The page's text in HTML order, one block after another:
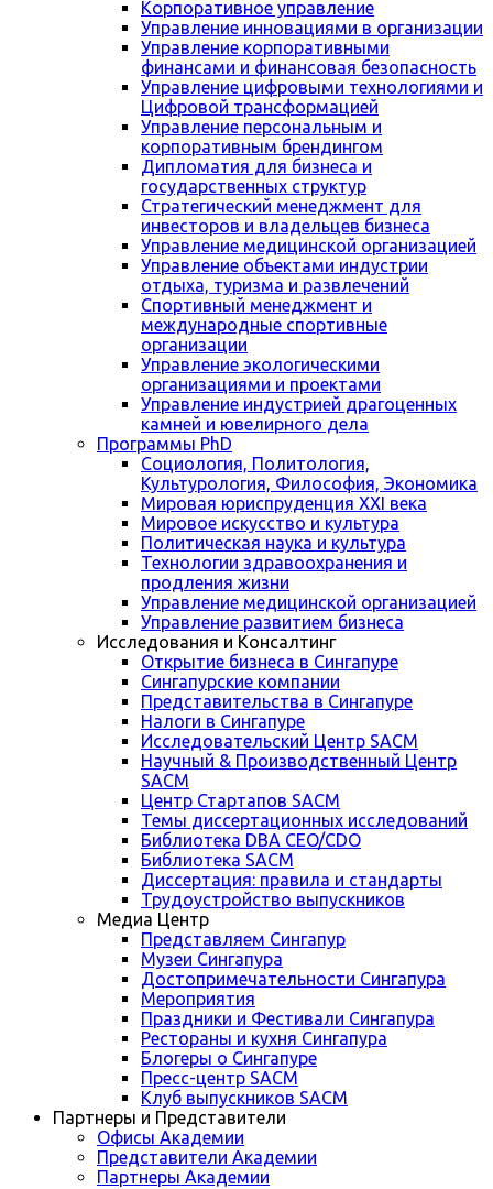
Корпоративное управление
Управление инновациями в организации
Управление корпоративными
финансами и финансовая безопасность
Управление цифровыми технологиями и
Цифровой трансформацией
Управление персональным и
корпоративным брендингом
Дипломатия для бизнеса и
государственных структур
Стратегический менеджмент для
инвесторов и владельцев бизнеса
Управление медицинской организацией
Управление объектами индустрии
отдыха, туризма и развлечений
Спортивный менеджмент и
международные спортивные
организации
Управление экологическими
организациями и проектами
Управление индустрией драгоценных
камней и ювелирного дела
Программы PhD
Социология, Политология,
Культурология, Философия, Экономика
Мировая юриспруденция XXI века
Мировое искусство и культура
Политическая наука и культура
Технологии здравоохранения и
продления жизни
Управление медицинской организацией
Управление развитием бизнеса
Исследования и Консалтинг
Открытие бизнеса в Сингапуре
Сингапурские компании
Представительства в Сингапуре
Налоги в Сингапуре
Исследовательский Центр SACM
Научный & Производственный Центр
SACM
Центр Стартапов SACM
Темы диссертационных исследований
Библиотека DBA CEO/CDO
Библиотека SACM
Диссертация: правила и стандарты
Трудоустройство выпускников
Медиа Центр
Представляем Сингапур
Музеи Сингапура
Достопримечательности Сингапура
Мероприятия
Праздники и Фестивали Сингапура
Рестораны и кухня Сингапура
Блогеры о Сингапуре
Пресс-центр SACM
Клуб выпускников SACM
Партнеры и Представители
Офисы Академии
Представители Академии
Партнеры Академии